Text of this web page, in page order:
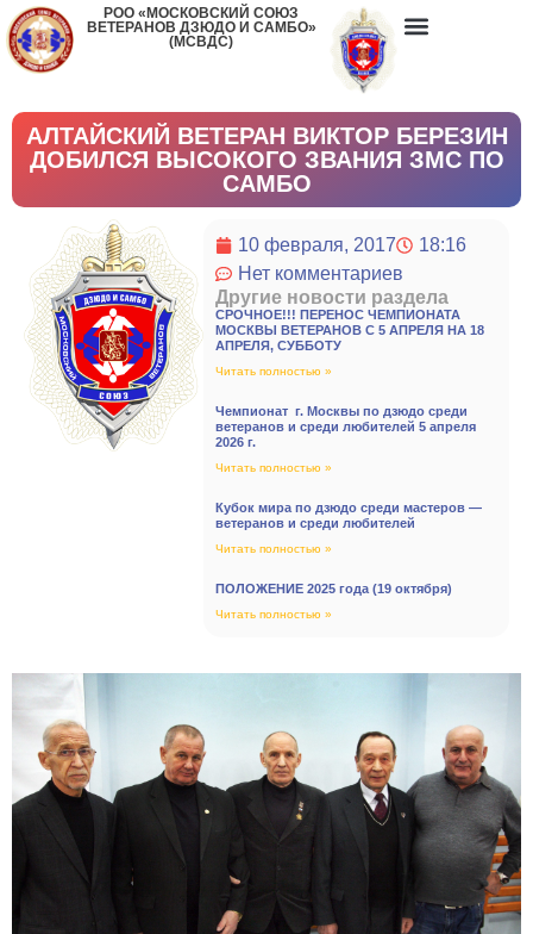
РОО «МОСКОВСКИЙ СОЮЗ
ВЕТЕРАНОВ ДЗЮДО И САМБО»
(МСВДС)
АЛТАЙСКИЙ ВЕТЕРАН ВИКТОР БЕРЕЗИН
ДОБИЛСЯ ВЫСОКОГО ЗВАНИЯ ЗМС ПО
САМБО
10 февраля, 2017
18:16
Нет комментариев
Другие новости раздела
СРОЧНОЕ!!! ПЕРЕНОС ЧЕМПИОНАТА
МОСКВЫ ВЕТЕРАНОВ С 5 АПРЕЛЯ НА 18
АПРЕЛЯ, СУББОТУ
Читать полностью »
Чемпионат г. Москвы по дзюдо среди
ветеранов и среди любителей 5 апреля
2026 г.
Читать полностью »
Кубок мира по дзюдо среди мастеров —
ветеранов и среди любителей
Читать полностью »
ПОЛОЖЕНИЕ 2025 года (19 октября)
Читать полностью »